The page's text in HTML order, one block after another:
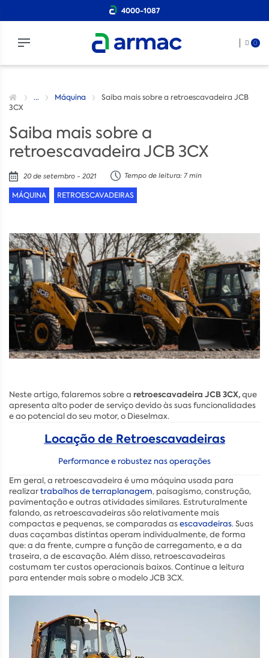
4000-1087
0
... Máquina
Saiba mais sobre a retroescavadeira JCB
3CX
Saiba mais sobre a
retroescavadeira JCB 3CX
20 de setembro - 2021 Tempo de leitura: 7 min
MÁQUINA RETROESCAVADEIRAS
Neste artigo, falaremos sobre a retroescavadeira JCB 3CX,que
apresenta alto poder de serviço devido às suas funcionalidades
e ao potencial do seu motor, o Dieselmax.
Locação de Retroescavadeiras
Performance e robustez nas operações
Em geral, a retroescavadeira é uma máquina usada para
realizartrabalhos de terraplanagem, paisagismo, construção,
pavimentação e outras atividades similares. Estruturalmente
falando, as retroescavadeiras são relativamente mais
compactas e pequenas, se comparadas asescavadeiras. Suas
duas caçambas distintas operam individualmente, de forma
que: a da frente, cumpre a função de carregamento, e a da
traseira, a de escavação. Além disso, retroescavadeiras
costumam ter custos operacionais baixos. Continue a leitura
para entender mais sobre o modelo JCB 3CX.